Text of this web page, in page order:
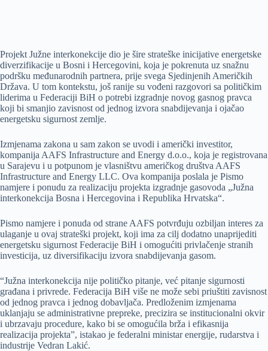
Projekt Južne interkonekcije dio je šire strateške inicijative energetske
diverzifikacije u Bosni i Hercegovini, koja je pokrenuta uz snažnu
podršku međunarodnih partnera, prije svega Sjedinjenih Američkih
Država. U tom kontekstu, još ranije su vođeni razgovori sa političkim
liderima u Federaciji BiH o potrebi izgradnje novog gasnog pravca
koji bi smanjio zavisnost od jednog izvora snabdijevanja i ojačao
energetsku sigurnost zemlje.
Izmjenama zakona u sam zakon se uvodi i američki investitor,
kompanija AAFS Infrastructure and Energy d.o.o., koja je registrovana
u Sarajevu i u potpunom je vlasništvu američkog društva AAFS
Infrastructure and Energy LLC. Ova kompanija poslala je Pismo
namjere i ponudu za realizaciju projekta izgradnje gasovoda „Južna
interkonekcija Bosna i Hercegovina i Republika Hrvatska“.
Pismo namjere i ponuda od strane AAFS potvrđuju ozbiljan interes za
ulaganje u ovaj strateški projekt, koji ima za cilj dodatno unaprijediti
energetsku sigurnost Federacije BiH i omogućiti privlačenje stranih
investicija, uz diversifikaciju izvora snabdijevanja gasom.
“Južna interkonekcija nije političko pitanje, već pitanje sigurnosti
građana i privrede. Federacija BiH više ne može sebi priuštiti zavisnost
od jednog pravca i jednog dobavljača. Predloženim izmjenama
uklanjaju se administrativne prepreke, precizira se institucionalni okvir
i ubrzavaju procedure, kako bi se omogućila brža i efikasnija
realizacija projekta”, istakao je federalni ministar energije, rudarstva i
industrije Vedran Lakić.